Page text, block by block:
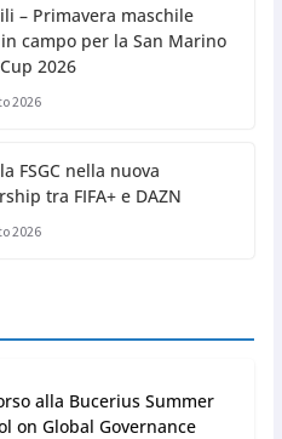
– Primavera maschile
campo per la San Marino
2026
2026
FSGC nella nuova
tra FIFA+ e DAZN
2026
alla Bucerius Summer
on Global Governance